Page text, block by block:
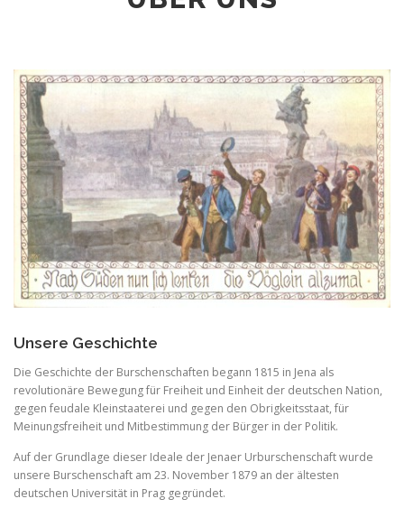
Unsere Geschichte
Die Geschichte der Burschenschaften begann 1815 in Jena als
revolutionäre Bewegung für Freiheit und Einheit der deutschen Nation,
gegen feudale Kleinstaaterei und gegen den Obrigkeitsstaat, für
Meinungsfreiheit und Mitbestimmung der Bürger in der Politik.
Auf der Grundlage dieser Ideale der Jenaer Urburschenschaft wurde
unsere Burschenschaft am 23. November 1879 an der ältesten
deutschen Universität in Prag gegründet.